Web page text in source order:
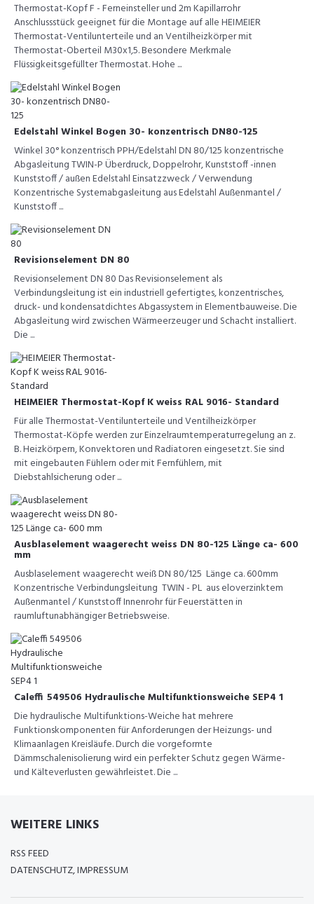
Thermostat-Kopf F - Ferneinsteller und 2m Kapillarrohr
Anschlussstück geeignet für die Montage auf alle HEIMEIER
Thermostat-Ventilunterteile und an Ventilheizkörper mit
Thermostat-Oberteil M30x1,5. Besondere Merkmale
Flüssigkeitsgefüllter Thermostat. Hohe ...
Edelstahl Winkel Bogen 30- konzentrisch DN80-125
Winkel 30° konzentrisch PPH/Edelstahl DN 80/125 konzentrische
Abgasleitung TWIN-P Überdruck, Doppelrohr, Kunststoff -innen
Kunststoff / außen Edelstahl Einsatzzweck / Verwendung
Konzentrische Systemabgasleitung aus Edelstahl Außenmantel /
Kunststoff ...
Revisionselement DN 80
Revisionselement DN 80 Das Revisionselement als
Verbindungsleitung ist ein industriell gefertigtes, konzentrisches,
druck- und kondensatdichtes Abgassystem in Elementbauweise. Die
Abgasleitung wird zwischen Wärmeerzeuger und Schacht installiert.
Die ...
HEIMEIER Thermostat-Kopf K weiss RAL 9016- Standard
Für alle Thermostat-Ventilunterteile und Ventilheizkörper
Thermostat-Köpfe werden zur Einzelraumtemperaturregelung an z.
B. Heizkörpern, Konvektoren und Radiatoren eingesetzt. Sie sind
mit eingebauten Fühlern oder mit Fernfühlern, mit
Diebstahlsicherung oder ...
Ausblaselement waagerecht weiss DN 80-125 Länge ca- 600
mm
Ausblaselement waagerecht weiß DN 80/125 Länge ca. 600mm
Konzentrische Verbindungsleitung TWIN - PL aus eloverzinktem
Außenmantel / Kunststoff Innenrohr für Feuerstätten in
raumluftunabhängiger Betriebsweise.
Caleffi 549506 Hydraulische Multifunktionsweiche SEP4 1
Die hydraulische Multifunktions-Weiche hat mehrere
Funktionskomponenten für Anforderungen der Heizungs- und
Klimaanlagen Kreisläufe. Durch die vorgeformte
Dämmschalenisolierung wird ein perfekter Schutz gegen Wärme-
und Kälteverlusten gewährleistet. Die ...
WEITERE LINKS
RSS FEED
DATENSCHUTZ, IMPRESSUM